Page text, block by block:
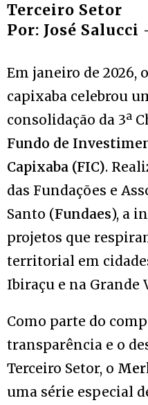
Terceiro Setor
Por: José
Em janeiro de 2026,
capixaba celebrou
consolidação da 3ª
Fundo de
Capixaba (FIC).
das Fundações e
Santo (Fundaes), a
projetos que
territorial em
Ibiraçu e na Grande
Como parte do
transparência e o
Terceiro Setor, o
uma série especial